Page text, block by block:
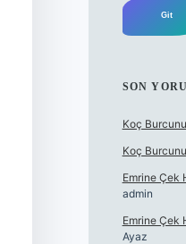
SON
Koç
Koç
Emrine Çek
admin
Emrine Çek
Ayaz